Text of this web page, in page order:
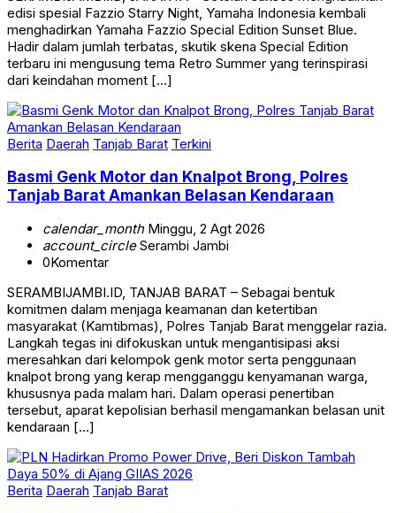
edisi spesial Fazzio Starry Night, Yamaha Indonesia kembali
menghadirkan Yamaha Fazzio Special Edition Sunset Blue.
Hadir dalam jumlah terbatas, skutik skena Special Edition
terbaru ini mengusung tema Retro Summer yang terinspirasi
dari keindahan moment […]
Berita Daerah Tanjab Barat Terkini
Basmi Genk Motor dan Knalpot Brong, Polres
Tanjab Barat Amankan Belasan Kendaraan
calendar_monthMinggu, 2 Agt 2026
account_circleSerambi Jambi
0Komentar
SERAMBIJAMBI.ID, TANJAB BARAT – Sebagai bentuk
komitmen dalam menjaga keamanan dan ketertiban
masyarakat (Kamtibmas), Polres Tanjab Barat menggelar razia.
Langkah tegas ini difokuskan untuk mengantisipasi aksi
meresahkan dari kelompok genk motor serta penggunaan
knalpot brong yang kerap mengganggu kenyamanan warga,
khususnya pada malam hari. Dalam operasi penertiban
tersebut, aparat kepolisian berhasil mengamankan belasan unit
kendaraan […]
Berita Daerah Tanjab Barat